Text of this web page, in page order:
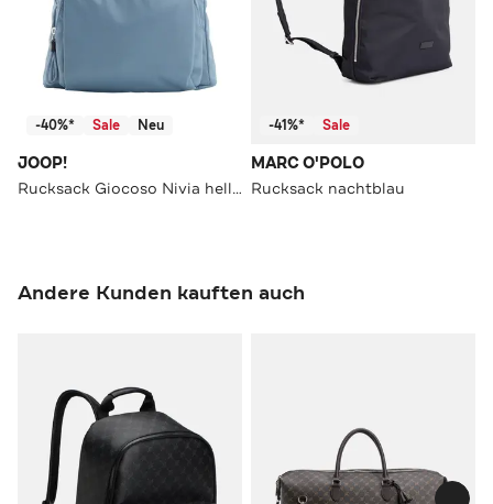
-40%* Sale Neu
JOOP!
Rucksack Giocoso Nivia hellblau
-41%* Sale
MARC O'POLO
Rucksack nachtblau
Andere Kunden kauften auch